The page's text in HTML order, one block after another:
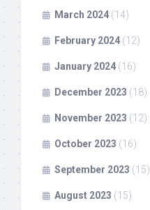
March 2024 (14)
February 2024 (12)
January 2024 (16)
December 2023 (18)
November 2023 (12)
October 2023 (16)
September 2023 (15)
August 2023 (15)